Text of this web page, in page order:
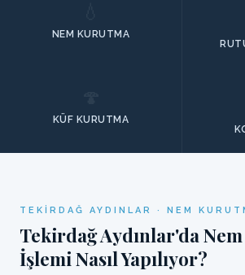
NEM KURUTMA
KÜF KURUTMA
TEKIRDAĞ AYDINLAR · NEM
Tekirdağ Aydınlar'da
İşlemi Nasıl Yapılıyor?